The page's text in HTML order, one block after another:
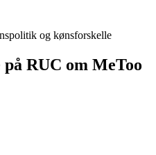
og kønsforskelle
RUC om MeToo